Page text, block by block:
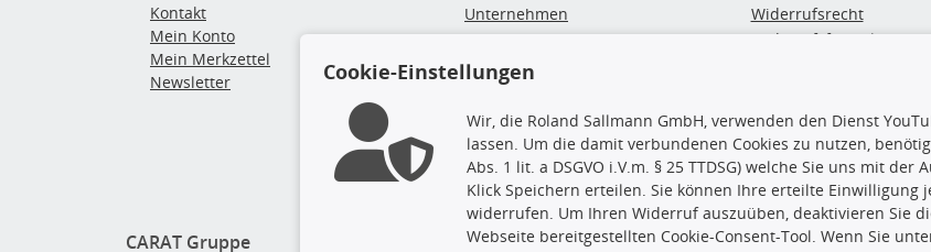
Kontakt
Mein Konto
Mein Merkzettel
Newsletter
Unternehmen
AGB
Versand & Zahlung
Altgeräte-/ Batterieentsorgung
Widerrufsrecht
Widerrufsformular
CARAT Gruppe Folge uns TecDoc Inside
Cookie-Einstellungen
Wir, die Roland Sallmann GmbH, verwenden den Dienst
lassen. Um die damit verbundenen Cookies zu nutzen,
Abs. 1 lit. a DSGVO i.V.m. § 25 TTDSG) welche Sie uns mit der
Klick Speichern erteilen. Sie können Ihre erteilte Einwilligung
widerrufen. Um Ihren Widerruf auszuüben, deaktivieren Sie
Webseite bereitgestellten Cookie-Consent-Tool. Wenn Sie